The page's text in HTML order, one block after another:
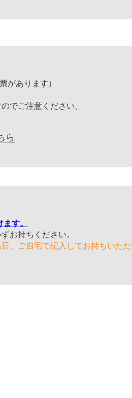
があります）
でご注意ください。
ら
す。
お持ちください。
、ご自宅で記入してお持ちいただ